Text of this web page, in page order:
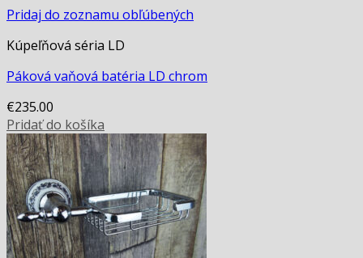
Pridaj do zoznamu obľúbených
Kúpeľňová séria LD
Páková vaňová batéria LD chrom
€235.00
Pridať do košíka